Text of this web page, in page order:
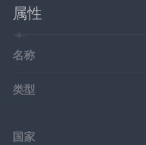
属性
名称
类型
国家